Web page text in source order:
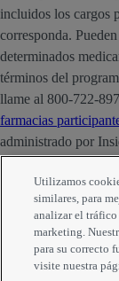
incluidos los cargos
corresponda.
determinados
términos del
llame al 800-722-
farmacias
administrado por
StrategicUtilizamos
similares, para
analizar el tráfico
marketing.
para su correcto
visite nuestra